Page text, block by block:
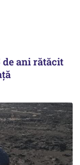
de ani rătăcit